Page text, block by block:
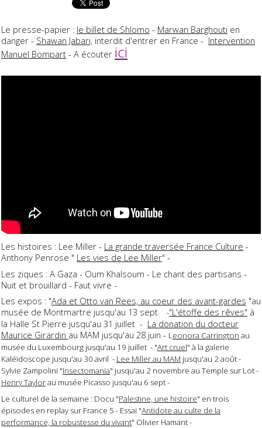
Le presse-papier : le billet de Shlomo - Marwan Barghouti en
danger - Shawan Jabari, interdit d'entrer en France - Intervention
Manuel Bompart - A écouter ici
Les histoires : Lee Miller - La grande traversée France Culture -
Anthony Penrose " Les vies de Lee Miller" -
Les ziques : A Gaza - Oum Khalsoum - Le chant des partisans -
Nuit et brouillard - Faut vivre -
Les expos : "Ada et Otto van Rees, au coeur des avant-gardes "au
musée de Montmartre jusqu'au 13 sept
-"L'étoffe des rêves" à
la Halle St Pierre jusqu'au 31 juillet - La donation du docteur
Maurice Girardin au MAM jusqu'au 28 juin - Leonora Carrington au
musée du Luxembourg jusqu'au 19 juillet - "Art cruel" à la galerie
Kaléïdoscope jusqu'au 30 avril - Lee Miller au MAM jusqu'au 2 août -
Sylvie Zampolini "Insectomania" jusqu'au 2 novembre au Temple sur Lot -
Henry Taylorau musée Picasso jusqu'au 6 sept -
Le culturel de la semaine : Docu "Palestine, une histoire" en trois
épisodes en replay sur France 5 - Essai "Antidote au culte de la
performance, la robustesse du vivant" Olivier Hamant -